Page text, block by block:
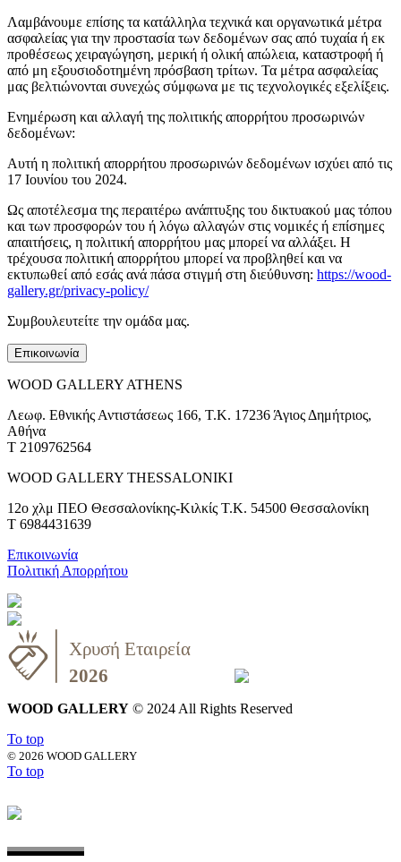
Λαμβάνουμε επίσης τα κατάλληλα τεχνικά και οργανωτικά μέτρα
ασφαλείας για την προστασία των δεδομένων σας από τυχαία ή εκ
προθέσεως χειραγώγηση, μερική ή ολική απώλεια, καταστροφή ή
από μη εξουσιοδοτημένη πρόσβαση τρίτων. Τα μέτρα ασφαλείας
μας βελτιώνονται συνεχώς σύμφωνα με τις τεχνολογικές εξελίξεις.
Ενημέρωση και αλλαγή της πολιτικής απορρήτου προσωρινών
δεδομένων:
Αυτή η πολιτική απορρήτου προσωρινών δεδομένων ισχύει από τις
17 Ιουνίου του 2024.
Ως αποτέλεσμα της περαιτέρω ανάπτυξης του δικτυακού μας τόπου
και των προσφορών του ή λόγω αλλαγών στις νομικές ή επίσημες
απαιτήσεις, η πολιτική απορρήτου μας μπορεί να αλλάξει. Η
τρέχουσα πολιτική απορρήτου μπορεί να προβληθεί και να
εκτυπωθεί από εσάς ανά πάσα στιγμή στη διεύθυνση: https://wood-
gallery.gr/privacy-policy/
Συμβουλευτείτε την ομάδα μας.
Επικοινωνία
WOOD GALLERY ATHENS
Λεωφ. Εθνικής Αντιστάσεως 166, Τ.Κ. 17236 Άγιος Δημήτριος,
Αθήνα
T 2109762564
WOOD GALLERY THESSALONIKI
12ο χλμ ΠΕΟ Θεσσαλονίκης-Κιλκίς Τ.Κ. 54500 Θεσσαλονίκη
T 6984431639
Επικοινωνία
Πολιτική Απορρήτου
WOOD GALLERY © 2024 All Rights Reserved
To top
© 2026 WOOD GALLERY
To top